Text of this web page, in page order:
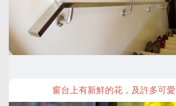
窗台上有新鮮的花，及許多可